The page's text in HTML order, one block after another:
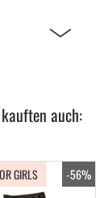
auch:
-56%
GIRLS